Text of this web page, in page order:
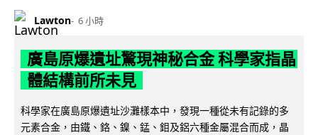
Lawton 6 小時
廣島原爆遺址驚現神秘合金 科學家指晶
體結構前所未見
科學家在廣島原爆遺址沙灘樣本中，發現一種從未有記錄的多
元素合金，由鐵、鉻、鎳、錳、鉬及鋁六種金屬混合而成，晶